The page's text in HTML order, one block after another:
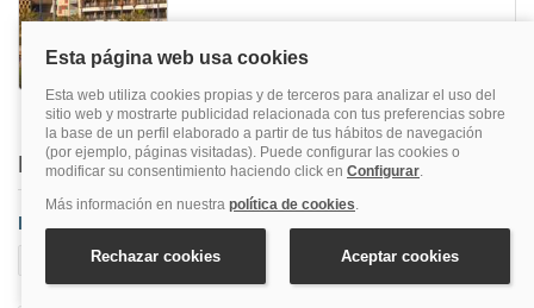
Peñíscola
Buscar también en
Provincia
Albocasser Alcalà De Xivert Alcocéber Almazora